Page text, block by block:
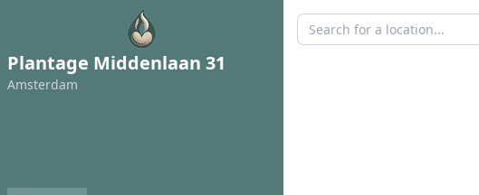
Plantage Middenlaan 31
Amsterdam